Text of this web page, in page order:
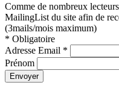
Comme de nombreux
MailingList du site afin de
(3mails/mois maximum)
* Obligatoire
Adresse Email *
Prénom